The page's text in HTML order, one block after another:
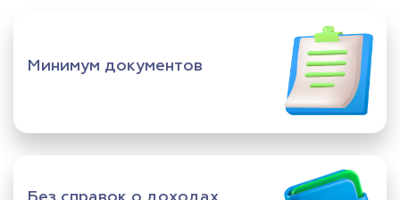
Минимум документов